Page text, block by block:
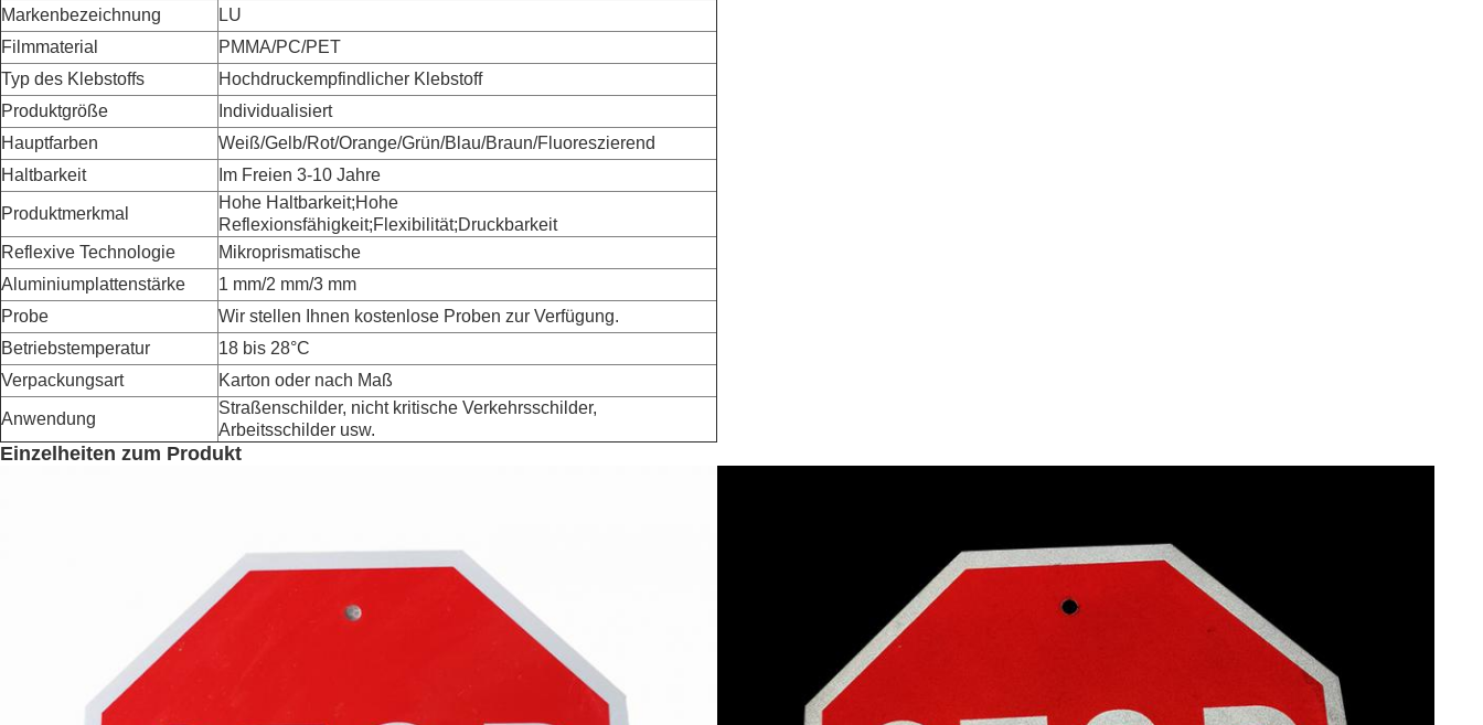
Markenbezeichnung
LU
Filmmaterial
PMMA/PC/PET
Typ des Klebstoffs
Hochdruckempfindlicher Klebstoff
Produktgröße
Individualisiert
Hauptfarben
Weiß/Gelb/Rot/Orange/Grün/Blau/Braun/Fluoreszierend
Haltbarkeit
Im Freien 3-10 Jahre
Produktmerkmal
Hohe Haltbarkeit;Hohe
Reflexionsfähigkeit;Flexibilität;Druckbarkeit
Reflexive Technologie
Mikroprismatische
Aluminiumplattenstärke
1 mm/2 mm/3 mm
Probe
Wir stellen Ihnen kostenlose Proben zur Verfügung.
Betriebstemperatur
18 bis 28°C
Verpackungsart
Karton oder nach Maß
Anwendung
Straßenschilder, nicht kritische Verkehrsschilder,
Arbeitsschilder usw.
Einzelheiten zum Produkt